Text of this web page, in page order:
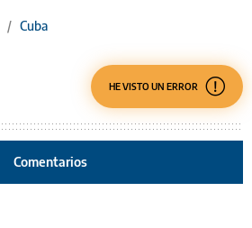
/ Cuba
HE VISTO UN ERROR
Comentarios